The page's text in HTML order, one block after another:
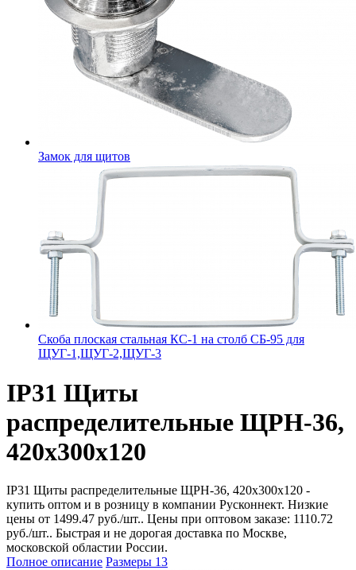
Замок для щитов
Скоба плоская стальная КС-1 на столб СБ-95 для
ЩУГ-1,ЩУГ-2,ЩУГ-3
IP31 Щиты
распределительные ЩРН-36,
420х300х120
IP31 Щиты распределительные ЩРН-36, 420х300х120 -
купить оптом и в розницу в компании Русконнект. Низкие
цены от 1499.47 руб./шт.. Цены при оптовом заказе: 1110.72
руб./шт.. Быстрая и не дорогая доставка по Москве,
московской областии России.
Полное описание Размеры 13